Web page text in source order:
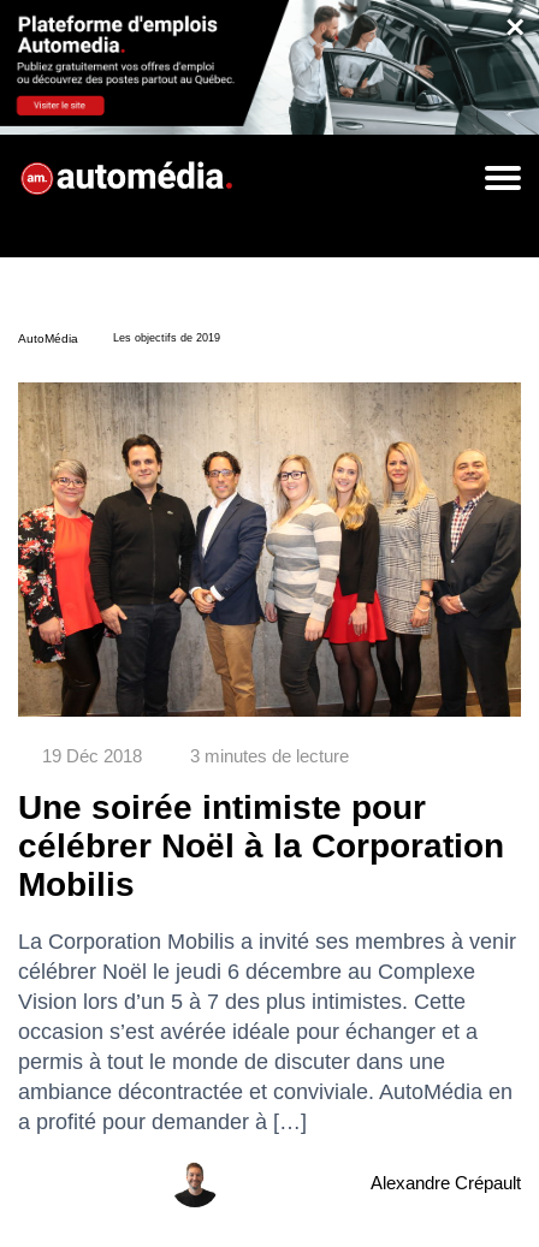
×
AutoMédia Les objectifs de 2019
19 Déc 2018 3 minutes de lecture
Une soirée intimiste pour
célébrer Noël à la Corporation
Mobilis
La Corporation Mobilis a invité ses membres à venir
célébrer Noël le jeudi 6 décembre au Complexe
Vision lors d’un 5 à 7 des plus intimistes. Cette
occasion s’est avérée idéale pour échanger et a
permis à tout le monde de discuter dans une
ambiance décontractée et conviviale. AutoMédia en
a profité pour demander à […]
Alexandre Crépault